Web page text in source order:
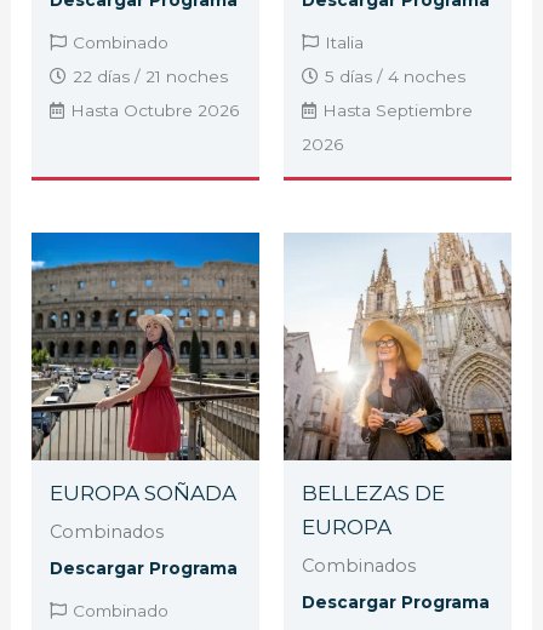
Combinado
22 días / 21 noches
Hasta Octubre 2026
Italia
5 días / 4 noches
Hasta Septiembre
2026
EUROPA SOÑADA
Combinados
Descargar Programa
Combinado
BELLEZAS DE
EUROPA
Combinados
Descargar Programa